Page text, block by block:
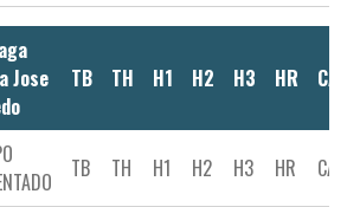
Jose
TB TH H1 H2 H3 HR CA
TB TH H1 H2 H3 HR CA